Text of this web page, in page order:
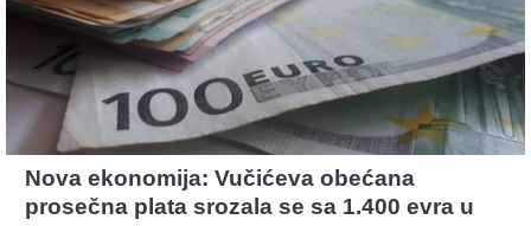
Nova ekonomija: Vučićeva obećana
prosečna plata srozala se sa 1.400 evra u